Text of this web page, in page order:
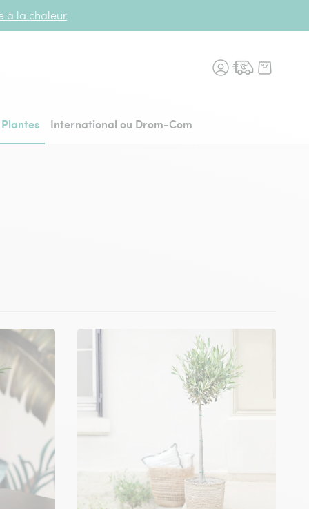
à la chaleur
Plantes International ou Drom-Com